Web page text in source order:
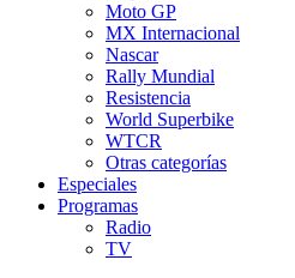
Moto GP
MX Internacional
Nascar
Rally Mundial
Resistencia
World Superbike
WTCR
Otras categorías
Especiales
Programas
Radio
TV